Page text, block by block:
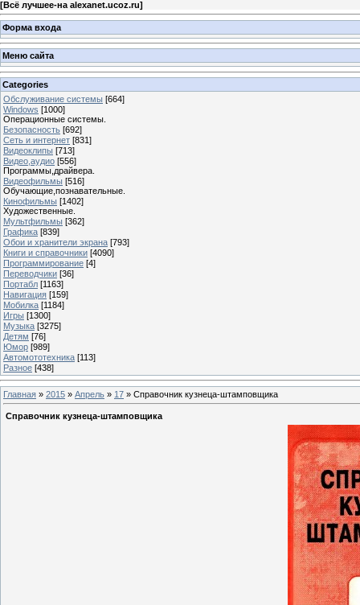
[Всё лучшее-на alexanet.ucoz.ru]
Форма входа
Меню сайта
Categories
Обслуживание системы [664]
Windows [1000]
Операционные системы.
Безопасность [692]
Сеть и интернет [831]
Видеоклипы [713]
Видео,аудио [556]
Программы,драйвера.
Видеофильмы [516]
Обучающие,познавательные.
Кинофильмы [1402]
Художественные.
Мультфильмы [362]
Графика [839]
Обои и хранители экрана [793]
Книги и справочники [4090]
Программирование [4]
Переводчики [36]
Портабл [1163]
Навигация [159]
Мобилка [1184]
Игры [1300]
Музыка [3275]
Детям [76]
Юмор [989]
Автомототехника [113]
Разное [438]
Главная » 2015 » Апрель » 17 » Справочник кузнеца-штамповщика
Справочник кузнеца-штамповщика